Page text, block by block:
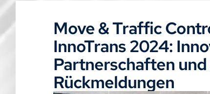
Move & Traffic
InnoTrans 2024:
Partnerschaften
Rückmeldungen